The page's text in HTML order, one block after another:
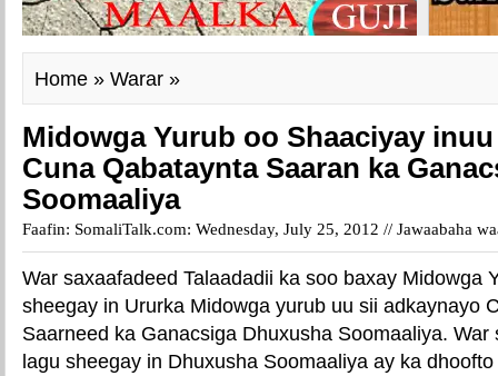
Home » Warar »
Midowga Yurub oo Shaaciyay
Cuna Qabataynta Saaran ka
Soomaaliya
Faafin: SomaliTalk.com: Wednesday, July 25, 2012 // Jawaabaha
War saxaafadeed Talaadadii ka soo baxay Midowga
sheegay in Ururka Midowga yurub uu sii adkaynayo
Saarneed ka Ganacsiga Dhuxusha Soomaaliya.
lagu sheegay in Dhuxusha Soomaaliya ay ka